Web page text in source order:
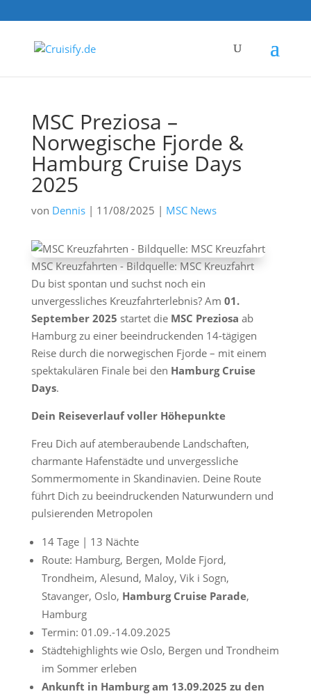
MSC Preziosa –
Norwegische Fjorde &
Hamburg Cruise Days
2025
von Dennis| 11/08/2025 | MSC News
MSC Kreuzfahrten - Bildquelle: MSC Kreuzfahrt
Du bist spontan und suchst noch ein
unvergessliches Kreuzfahrterlebnis? Am 01.
September 2025 startet die MSC Preziosa ab
Hamburg zu einer beeindruckenden 14-tägigen
Reise durch die norwegischen Fjorde – mit einem
spektakulären Finale bei den Hamburg Cruise
Days.
Dein Reiseverlauf voller Höhepunkte
Freu Dich auf atemberaubende Landschaften,
charmante Hafenstädte und unvergessliche
Sommermomente in Skandinavien. Deine Route
führt Dich zu beeindruckenden Naturwundern und
pulsierenden Metropolen
14 Tage | 13 Nächte
Route: Hamburg, Bergen, Molde Fjord,
Trondheim, Alesund, Maloy, Vik i Sogn,
Stavanger, Oslo, Hamburg Cruise Parade,
Hamburg
Termin: 01.09.-14.09.2025
Städtehighlights wie Oslo, Bergen und Trondheim
im Sommer erleben
Ankunft in Hamburg am 13.09.2025 zu den